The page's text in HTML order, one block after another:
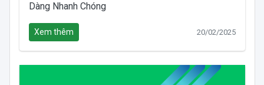
Dàng Nhanh Chóng
Xem thêm 20/02/2025